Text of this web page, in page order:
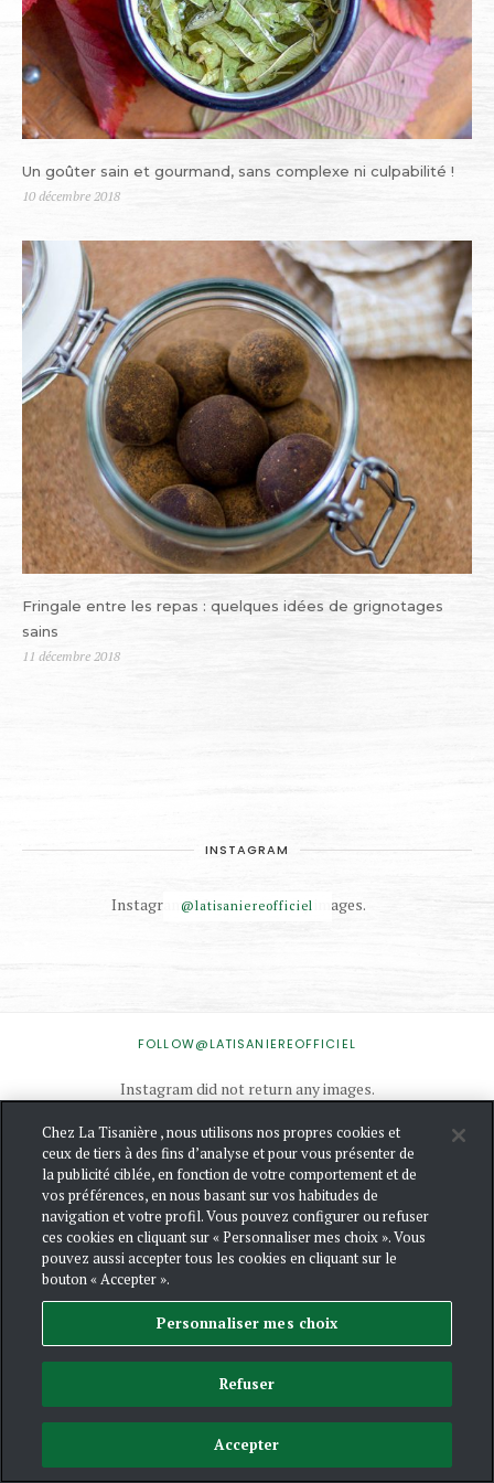
Un goûter sain et gourmand, sans complexe ni culpabilité !
Publié
10 décembre 2018
Fringale entre les repas : quelques idées de grignotages
sains
Publié
11 décembre 2018
INSTAGRAM
@latisaniereofficiel
Instagram did not return any images.
FOLLOW@LATISANIEREOFFICIEL
Instagram did not return any images.
NOUS
CONTACTER
MENTIONS
LÉGALES
GESTION
DES
Chez La Tisanière , nous utilisons nos propres cookies et
ceux de tiers à des fins d’analyse et pour vous présenter de
la publicité ciblée, en fonction de votre comportement et de
vos préférences, en nous basant sur vos habitudes de
navigation et votre profil. Vous pouvez configurer ou refuser
ces cookies en cliquant sur « Personnaliser mes choix ». Vous
pouvez aussi accepter tous les cookies en cliquant sur le
bouton « Accepter ».
Personnaliser mes choix
Refuser
Accepter